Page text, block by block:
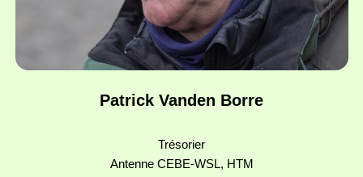
Patrick Vanden Borre
Trésorier
Antenne CEBE-WSL, HTM